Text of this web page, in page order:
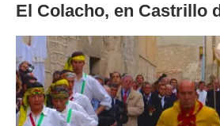
El Colacho, en Castrillo